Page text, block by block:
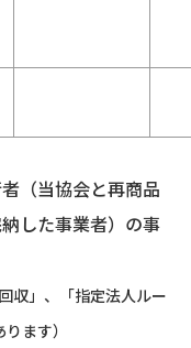
（当協会と再商品
した事業者）の事
収」、「指定法人ルー
ます）